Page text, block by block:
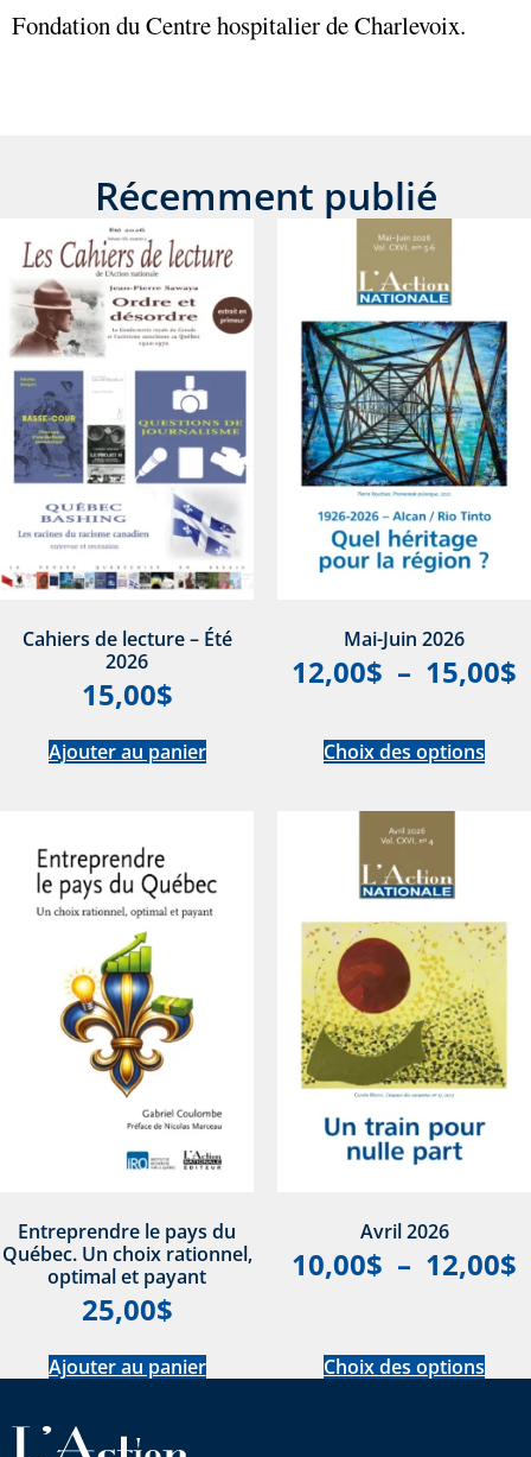
Fondation du Centre hospitalier de Charlevoix.
Récemment publié
Cahiers de lecture – Été
2026
15,00$
Ajouter au panier
Mai-Juin 2026
12,00$ – 15,00$
Choix des options
Entreprendre le pays du
Québec. Un choix rationnel,
optimal et payant
25,00$
Ajouter au panier
Avril 2026
10,00$ – 12,00$
Choix des options